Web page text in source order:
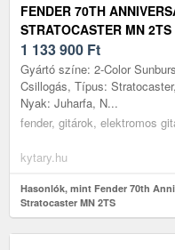
FENDER 70TH
STRATOCASTER MN 2TS
1 133 900 Ft
Gyártó színe: 2-Color
Csillogás, Típus:
Nyak: Juharfa, N...
fender, gitárok, elektromos
kytary.hu
Hasonlók, mint Fender 70th
Stratocaster MN 2TS